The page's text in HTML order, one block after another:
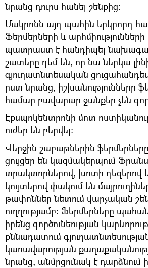
նրանց դուրս հանել շենքից։
Մակրոնն այդ պահին երկրորդ
Ֆերմերների և
պատրաստ է հանդիպել
շատերը դեմ են, որ նա ներկա
գյուղատնտեսական
ըստ նրանց, իշխանությունները
համար բավարար ջանքեր չեն
Էքսպոկենտրոնի մոտ
ուժեր են բերվել։
Վերջին շաբաթներին
ցույցեր են կազմակերպում
տրակտորներով, խոտի դեզերով
կույտերով փակում են
թափոններ նետում վարչական
ուղղությամբ։ Ֆերմերները
իրենց գործունեության
քննադատում
կառավարության
նրանց, անմրցունակ է դարձնում